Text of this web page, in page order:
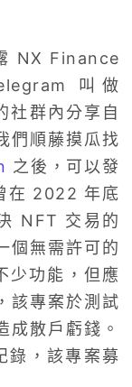
NX Finance
叫做
社群內分享自
們順藤摸瓜找
之後，可以發
在 2022 年底
NFT 交易的
個無需許可的
少功能，但應
該專案於測試
成散戶虧錢。
，該專案募